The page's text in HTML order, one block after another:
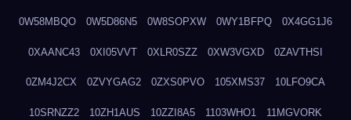
0W58MBQO 0W5D86N5 0W8SOPXW 0WY1BFPQ 0X4GG1J6
0XAANC43 0XI05VVT 0XLR0SZZ 0XW3VGXD 0ZAVTHSI
0ZM4J2CX 0ZVYGAG2 0ZXS0PVO 105XMS37 10LFO9CA
10SRNZZ2 10ZH1AUS 10ZZI8A5 1103WHO1 11MGVORK